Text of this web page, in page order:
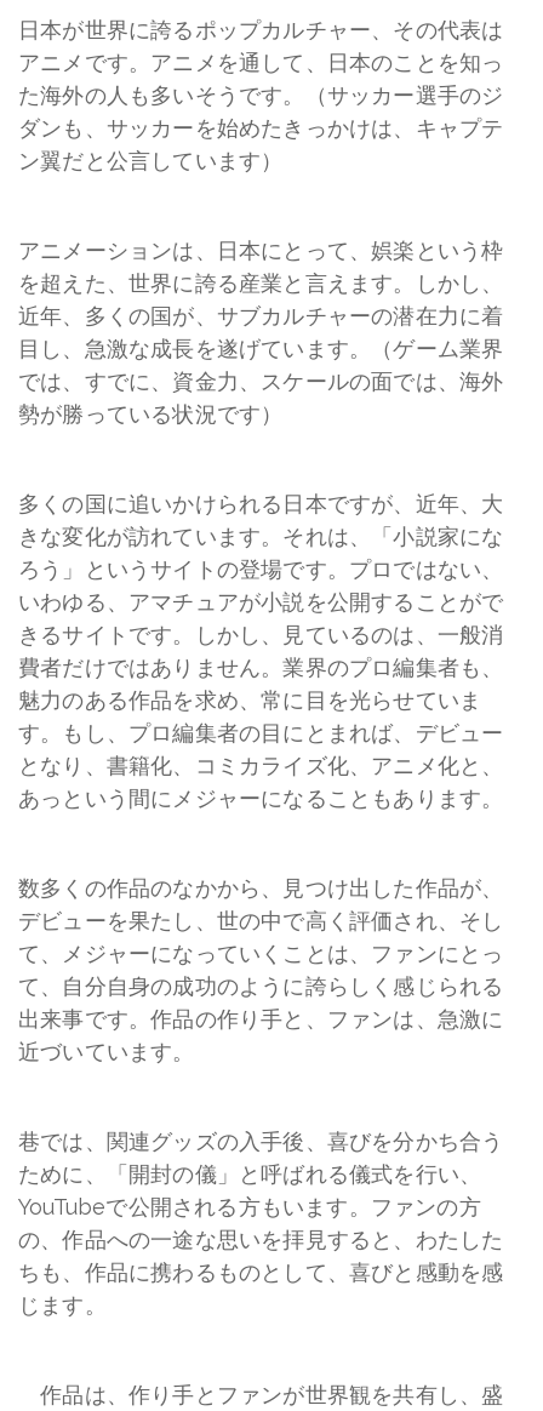
日本が世界に誇るポップカルチャー、その代表は
アニメです。アニメを通して、日本のことを知っ
た海外の人も多いそうです。（サッカー選手のジ
ダンも、サッカーを始めたきっかけは、キャプテ
ン翼だと公言しています）
アニメーションは、日本にとって、娯楽という枠
を超えた、世界に誇る産業と言えます。しかし、
近年、多くの国が、サブカルチャーの潜在力に着
目し、急激な成長を遂げています。（ゲーム業界
では、すでに、資金力、スケールの面では、海外
勢が勝っている状況です）
多くの国に追いかけられる日本ですが、近年、大
きな変化が訪れています。それは、「小説家にな
ろう」というサイトの登場です。プロではない、
いわゆる、アマチュアが小説を公開することがで
きるサイトです。しかし、見ているのは、一般消
費者だけではありません。業界のプロ編集者も、
魅力のある作品を求め、常に目を光らせていま
す。もし、プロ編集者の目にとまれば、デビュー
となり、書籍化、コミカライズ化、アニメ化と、
あっという間にメジャーになることもあります。
数多くの作品のなかから、見つけ出した作品が、
デビューを果たし、世の中で高く評価され、そし
て、メジャーになっていくことは、ファンにとっ
て、自分自身の成功のように誇らしく感じられる
出来事です。作品の作り手と、ファンは、急激に
近づいています。
巷では、関連グッズの入手後、喜びを分かち合う
ために、「開封の儀」と呼ばれる儀式を行い、
YouTubeで公開される方もいます。ファンの方
の、作品への一途な思いを拝見すると、わたした
ちも、作品に携わるものとして、喜びと感動を感
じます。
作品は、作り手とファンが世界観を共有し、盛